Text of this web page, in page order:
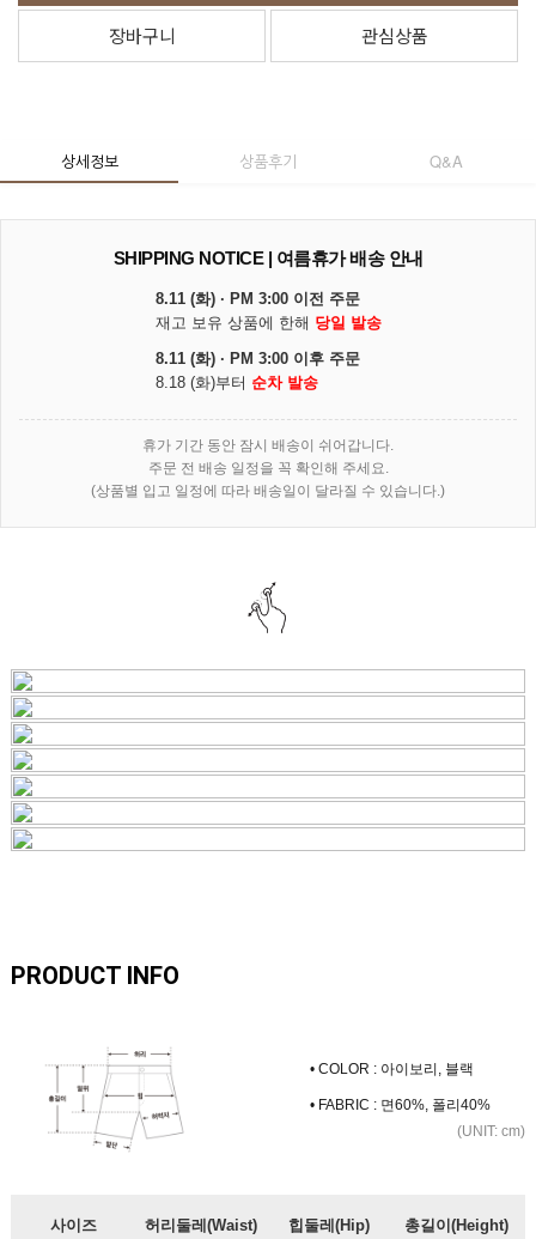
장바구니 관심상품
상세정보 상품후기 Q&A
SHIPPING NOTICE | 여름휴가 배송 안내
8.11 (화) · PM 3:00 이전 주문
재고 보유 상품에 한해 당일 발송
8.11 (화) · PM 3:00 이후 주문
8.18 (화)부터 순차 발송
휴가 기간 동안 잠시 배송이 쉬어갑니다.
주문 전 배송 일정을 꼭 확인해 주세요.
(상품별 입고 일정에 따라 배송일이 달라질 수 있습니다.)